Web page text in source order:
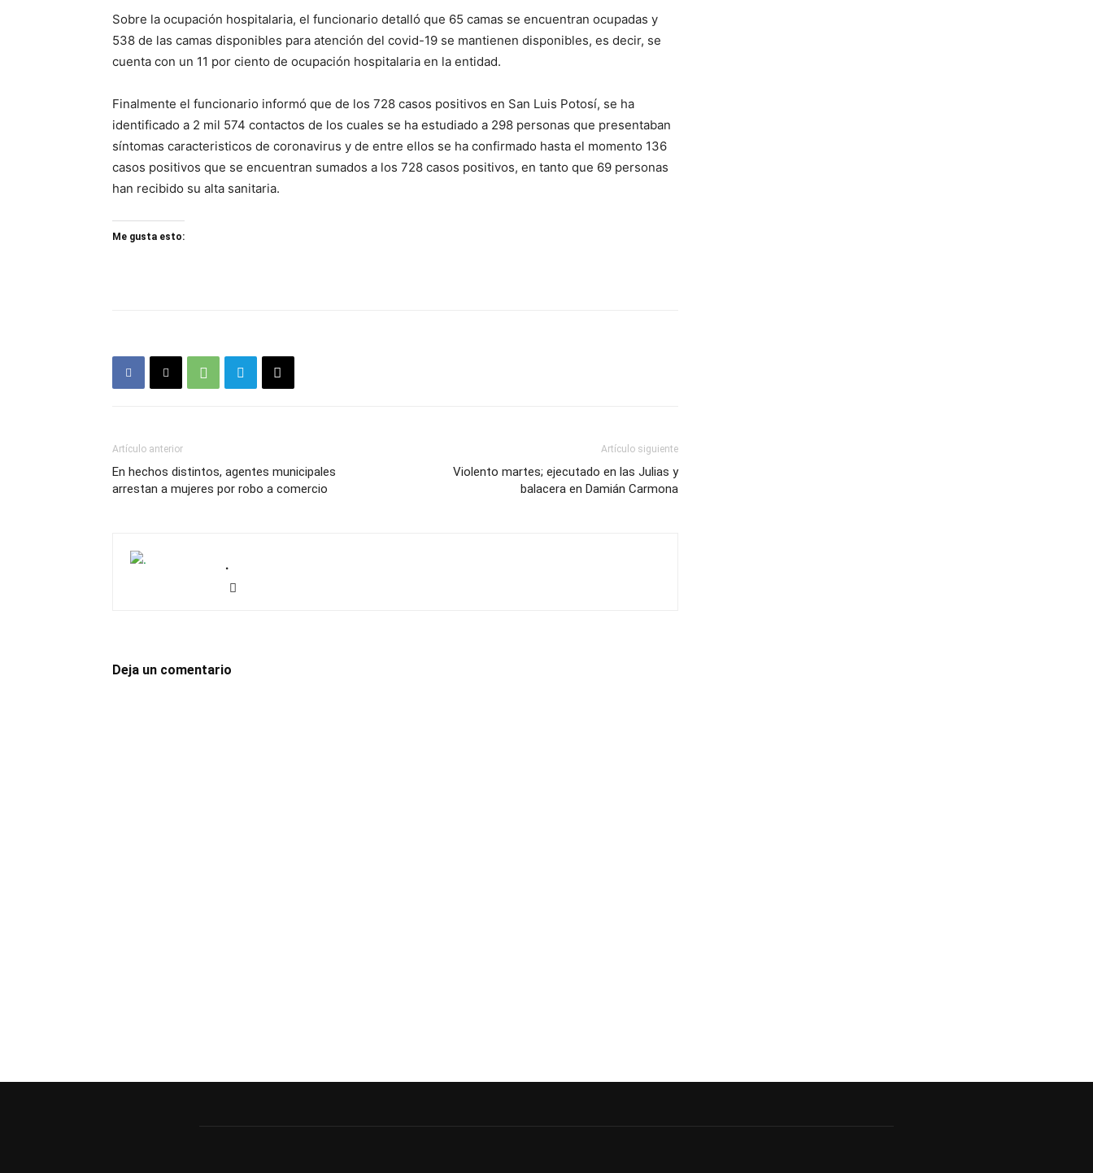
Sobre la ocupación hospitalaria, el funcionario detalló que 65 camas se encuentran ocupadas y
538 de las camas disponibles para atención del covid-19 se mantienen disponibles, es decir, se
cuenta con un 11 por ciento de ocupación hospitalaria en la entidad.
Finalmente el funcionario informó que de los 728 casos positivos en San Luis Potosí, se ha
identificado a 2 mil 574 contactos de los cuales se ha estudiado a 298 personas que presentaban
síntomas caracteristicos de coronavirus y de entre ellos se ha confirmado hasta el momento 136
casos positivos que se encuentran sumados a los 728 casos positivos, en tanto que 69 personas
han recibido su alta sanitaria.
Me gusta esto:
Artículo anterior
En hechos distintos, agentes municipales
arrestan a mujeres por robo a comercio
Artículo siguiente
Violento martes; ejecutado en las Julias y
balacera en Damián Carmona
.
Deja un comentario